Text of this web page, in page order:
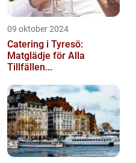
09 oktober 2024
Catering i Tyresö:
Matglädje för Alla
Tillfällen...